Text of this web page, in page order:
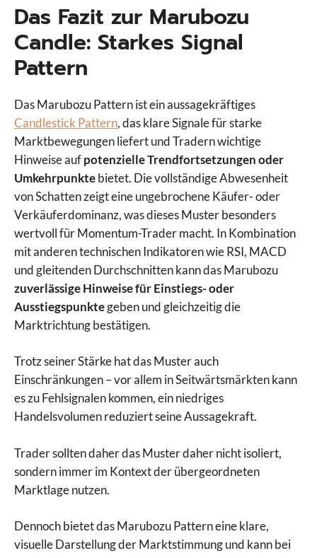
Das Fazit zur Marubozu
Candle: Starkes Signal
Pattern
Das Marubozu Pattern ist ein aussagekräftiges
Candlestick Pattern, das klare Signale für starke
Marktbewegungen liefert und Tradern wichtige
Hinweise aufpotenzielle Trendfortsetzungen oder
Umkehrpunktebietet. Die vollständige Abwesenheit
von Schatten zeigt eine ungebrochene Käufer- oder
Verkäuferdominanz, was dieses Muster besonders
wertvoll für Momentum-Trader macht. In Kombination
mit anderen technischen Indikatoren wie RSI, MACD
und gleitenden Durchschnitten kann das Marubozu
zuverlässige Hinweise für Einstiegs- oder
Ausstiegspunktegeben und gleichzeitig die
Marktrichtung bestätigen.
Trotz seiner Stärke hat das Muster auch
Einschränkungen – vor allem in Seitwärtsmärkten kann
es zu Fehlsignalen kommen, ein niedriges
Handelsvolumen reduziert seine Aussagekraft.
Trader sollten daher das Muster daher nicht isoliert,
sondern immer im Kontext der übergeordneten
Marktlage nutzen.
Dennoch bietet das Marubozu Pattern eine klare,
visuelle Darstellung der Marktstimmung und kann bei